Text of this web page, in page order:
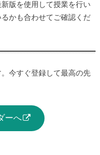
版を使用して授業を行い
かも合わせてご確認くだ
今すぐ登録して最高の先
ーへ